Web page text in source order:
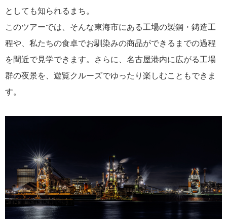
としても知られるまち。
このツアーでは、そんな東海市にある工場の製鋼・鋳造工
程や、私たちの食卓でお馴染みの商品ができるまでの過程
を間近で見学できます。さらに、名古屋港内に広がる工場
群の夜景を、遊覧クルーズでゆったり楽しむこともできま
す。